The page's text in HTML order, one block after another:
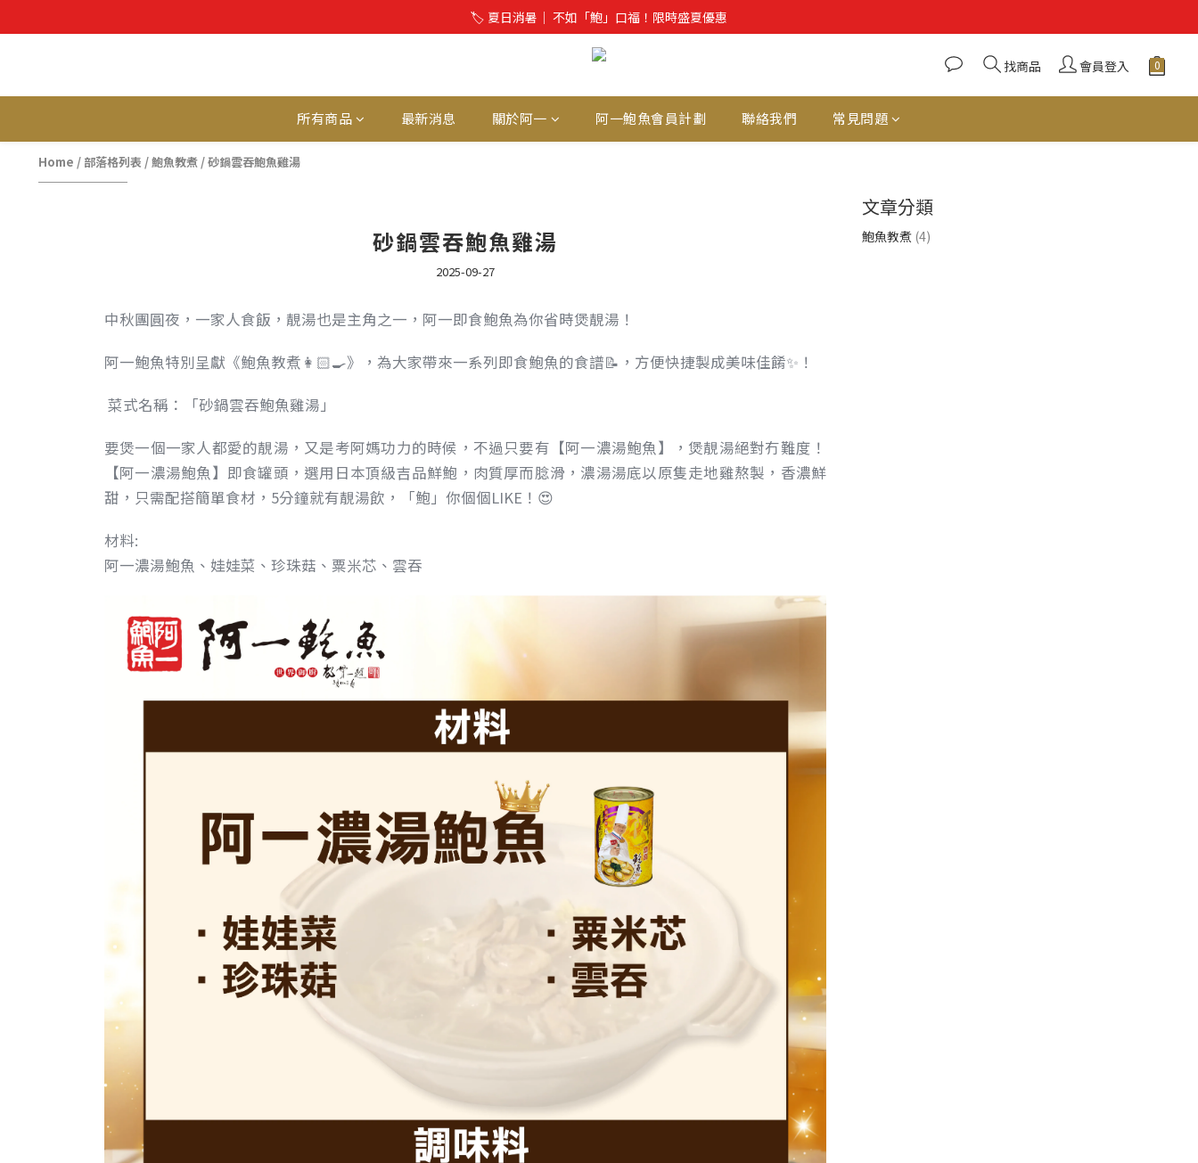
🏷️ 夏日消暑│ 不如「鮑」口福！限時盛夏優惠
找商品 會員登入
所有商品 最新消息 關於阿一 阿一鮑魚會員計劃 聯絡我們 常見問題
Home / 部落格列表 /鮑魚教煮 /砂鍋雲吞鮑魚雞湯
砂鍋雲吞鮑魚雞湯
2025-09-27
中秋團圓夜，一家人食飯，靚湯也是主角之一，阿一即食鮑魚為你省時煲靚湯！
阿一鮑魚特別呈獻《鮑魚教煮👩🏻🍳》，為大家帶來一系列即食鮑魚的食譜📝，方便快捷製成美味佳餚✨！
菜式名稱：「砂鍋雲吞鮑魚雞湯」
要煲一個一家人都愛的靚湯，又是考阿媽功力的時候，不過只要有【阿一濃湯鮑魚】，煲靚湯絕對冇難度！
【阿一濃湯鮑魚】即食罐頭，選用日本頂級吉品鮮鮑，肉質厚而腍滑，濃湯湯底以原隻走地雞熬製，香濃鮮
甜，只需配搭簡單食材，5分鐘就有靚湯飲，「鮑」你個個LIKE！😍
材料:
阿一濃湯鮑魚、娃娃菜、珍珠菇、粟米芯、雲吞
文章分類
鮑魚教煮 (4)